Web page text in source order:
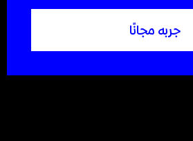
جربه مجانًا